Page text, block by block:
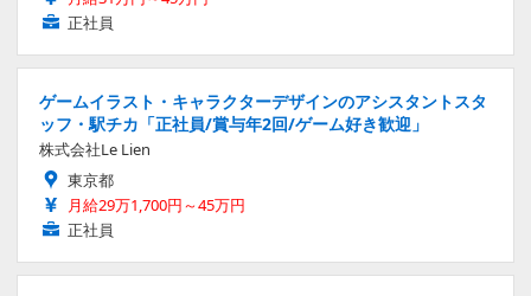
正社員
ゲームイラスト・キャラクターデザインのアシスタントスタ
ッフ・駅チカ「正社員/賞与年2回/ゲーム好き歓迎」
株式会社Le Lien
東京都
月給29万1,700円～45万円
正社員